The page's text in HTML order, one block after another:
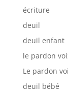
écriture
deuil
deuil enfant
le pardon
Le pardon
deuil bébé